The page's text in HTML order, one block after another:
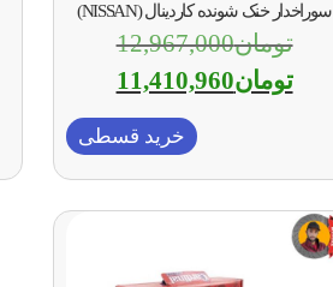
سوراخدار خنک شونده کاردینال (NISSAN)
تومان12,967,000
تومان11,410,960
خرید قسطی